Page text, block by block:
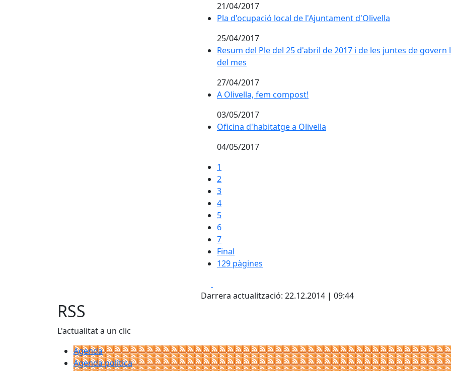
21/04/2017
Pla d'ocupació local de l'Ajuntament d'Olivella
25/04/2017
Resum del Ple del 25 d'abril de 2017 i de les juntes de govern
del mes
27/04/2017
A Olivella, fem compost!
03/05/2017
Oficina d'habitatge a Olivella
04/05/2017
1
2
3
4
5
6
7
Final
129 pàgines
Darrera actualització: 22.12.2014 | 09:44
RSS
L'actualitat a un clic
Agenda
Agenda política